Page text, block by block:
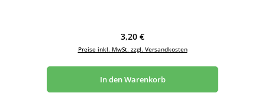
Regulärer Preis:
3,20 €
Preise inkl. MwSt. zzgl. Versandkosten
In den Warenkorb